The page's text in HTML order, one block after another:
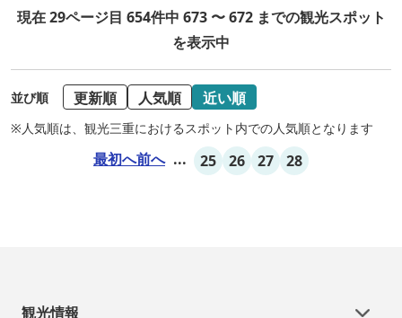
現在 29ページ目 654件中 673 〜 672 までの観光スポット
を表示中
並び順 更新順 人気順 近い順
※人気順は、観光三重におけるスポット内での人気順となります
最初へ前へ ... 25 26 27 28
観光情報